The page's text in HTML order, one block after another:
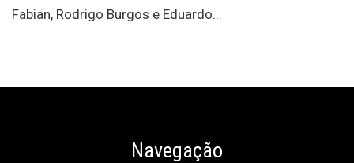
Fabian, Rodrigo Burgos e Eduardo...
Navegação